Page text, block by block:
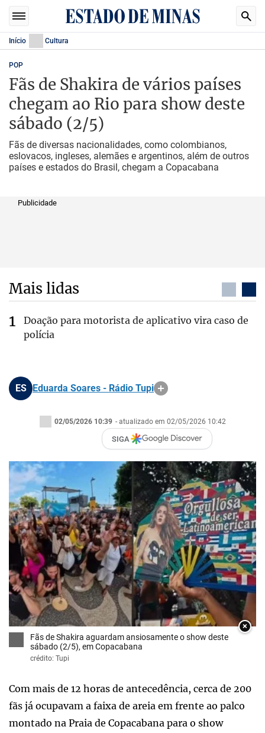
Início Cultura
POP
Fãs de Shakira de vários países
chegam ao Rio para show deste
sábado (2/5)
Fãs de diversas nacionalidades, como colombianos,
eslovacos, ingleses, alemães e argentinos, além de outros
países e estados do Brasil, chegam a Copacabana
Publicidade
Mais lidas
Doação para motorista de aplicativo vira caso de
polícia
ES Eduarda Soares - Rádio Tupi
02/05/2026 10:39 - atualizado em 02/05/2026 10:42
SIGA
×
Fãs de Shakira aguardam ansiosamente o show deste
sábado (2/5), em Copacabana
crédito: Tupi
Com mais de 12 horas de antecedência, cerca de 200
fãs já ocupavam a faixa de areia em frente ao palco
montado na Praia de Copacabana para o show